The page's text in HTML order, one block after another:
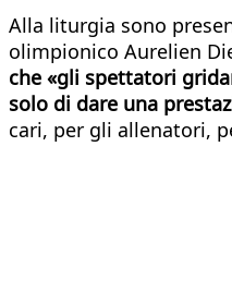
Alla liturgia sono
olimpionico Aurelien
che «gli spettatori
solo di dare una
cari, per gli allenatori,